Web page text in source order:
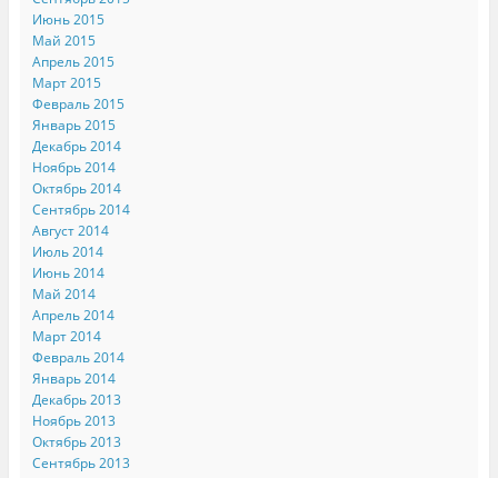
Июнь 2015
Май 2015
Апрель 2015
Март 2015
Февраль 2015
Январь 2015
Декабрь 2014
Ноябрь 2014
Октябрь 2014
Сентябрь 2014
Август 2014
Июль 2014
Июнь 2014
Май 2014
Апрель 2014
Март 2014
Февраль 2014
Январь 2014
Декабрь 2013
Ноябрь 2013
Октябрь 2013
Сентябрь 2013